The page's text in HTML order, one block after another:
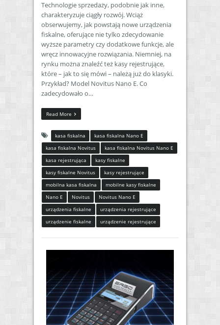
Technologie sprzedaży, podobnie jak inne,
charakteryzuje ciągły rozwój. Wciąż
obserwujemy, jak powstają nowe urządzenia
fiskalne, oferujące nie tylko zdecydowanie
wyższe parametry czy dodatkowe funkcje, ale
wręcz innowacyjne rozwiązania. Niemniej, na
rynku można znaleźć też kasy rejestrujące,
które – jak to się mówi – należą już do klasyki.
Przykład? Model Novitus Nano E. Co
zadecydowało o…
Read More
kasa fiskalna
kasa fiskalna Nano E
kasa fiskalna Novitus
kasa fiskalna Novitus Nano E
kasa rejestrująca
kasy fiskalne
kasy fiskalne Novitus
kasy rejestrujące
mobilna kasa fiskalna
mobilne kasy fiskalne
Nano E
Novitus
Novitus Nano E
urządzenia fiskalne
urządzenia rejestrujące
urządzenie fiskalne
urządzenie rejestrujące